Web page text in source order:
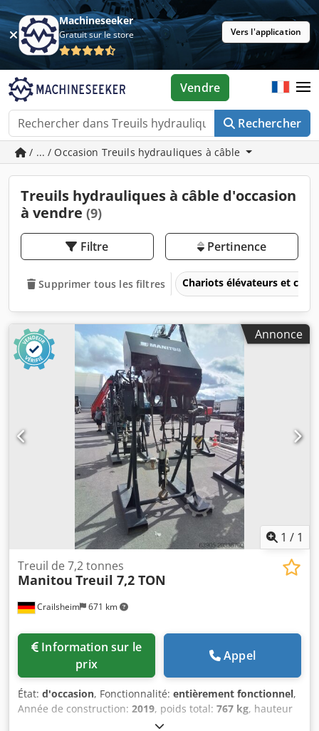
Machineseeker
Gratuit sur le store Vers l'application
Rechercher
Vendre
/ ... / Occasion Treuils hydrauliques à câble
Treuils hydrauliques à câble d'occasion
à vendre (9)
Filtre Pertinence
Supprimer tous les filtres Chariots élévateurs et
Annonce
1 / 1
Crailsheim 671 km
Treuil de 7,2 tonnes
Manitou Treuil 7,2 TON
prix
Appel
État: d'occasion, Fonctionnalité: entièrement fonctionnel,
Année de construction: 2019, poids total: 767 kg, hauteur
, longueur totale: